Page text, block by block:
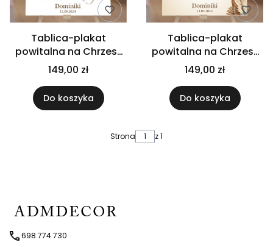
Tablica-plakat
powitalna na Chrzest
Święty
149,00 zł
Do koszyka
Tablica-plakat
powitalna na Chrzest
Święty boho
149,00 zł
Do koszyka
Strona z 1
698 774 730